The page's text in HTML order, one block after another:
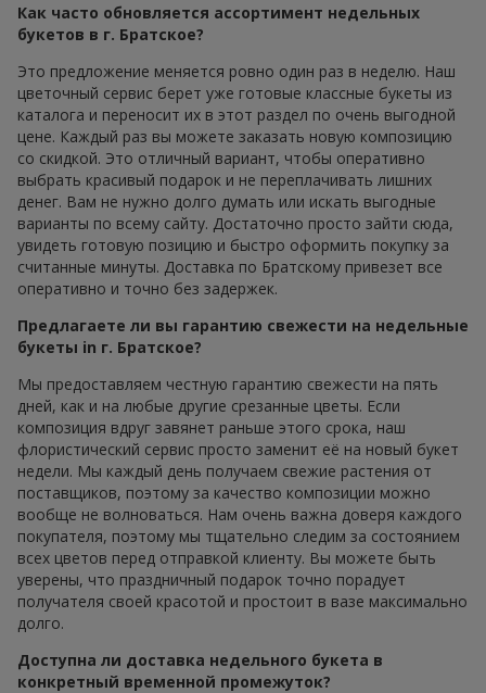
Как часто обновляется ассортимент недельных
букетов в г. Братское?
Это предложение меняется ровно один раз в неделю. Наш
цветочный сервис берет уже готовые классные букеты из
каталога и переносит их в этот раздел по очень выгодной
цене. Каждый раз вы можете заказать новую композицию
со скидкой. Это отличный вариант, чтобы оперативно
выбрать красивый подарок и не переплачивать лишних
денег. Вам не нужно долго думать или искать выгодные
варианты по всему сайту. Достаточно просто зайти сюда,
увидеть готовую позицию и быстро оформить покупку за
считанные минуты. Доставка по Братскому привезет все
оперативно и точно без задержек.
Предлагаете ли вы гарантию свежести на недельные
букеты in г. Братское?
Мы предоставляем честную гарантию свежести на пять
дней, как и на любые другие срезанные цветы. Если
композиция вдруг завянет раньше этого срока, наш
флористический сервис просто заменит её на новый букет
недели. Мы каждый день получаем свежие растения от
поставщиков, поэтому за качество композиции можно
вообще не волноваться. Нам очень важна доверя каждого
покупателя, поэтому мы тщательно следим за состоянием
всех цветов перед отправкой клиенту. Вы можете быть
уверены, что праздничный подарок точно порадует
получателя своей красотой и простоит в вазе максимально
долго.
Доступна ли доставка недельного букета в
конкретный временной промежуток?